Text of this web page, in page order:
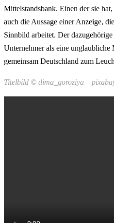
Mittelstandsbank. Einen der sie
auch die Aussage einer Anzeige,
Sinnbild arbeitet. Der
Unternehmer als eine unglaubliche
gemeinsam Deutschland zum
Titelbild © dima_goroziya –